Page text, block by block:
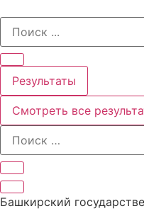
содержимому
Search
Результаты
Смотреть все
Башкирский